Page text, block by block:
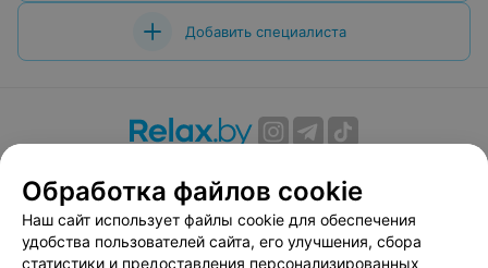
Добавить специалиста
Вакансии
Публичный договор
Способы оплаты
Публичный договор по использованию сервиса
«Афиша»
Обработка файлов cookie
Наш сайт использует файлы cookie для обеспечения
удобства пользователей сайта, его улучшения, сбора
статистики и предоставления персонализированных